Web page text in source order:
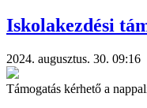
Iskolakezdési
2024. augusztus. 30. 09:16
Támogatás kérhető a